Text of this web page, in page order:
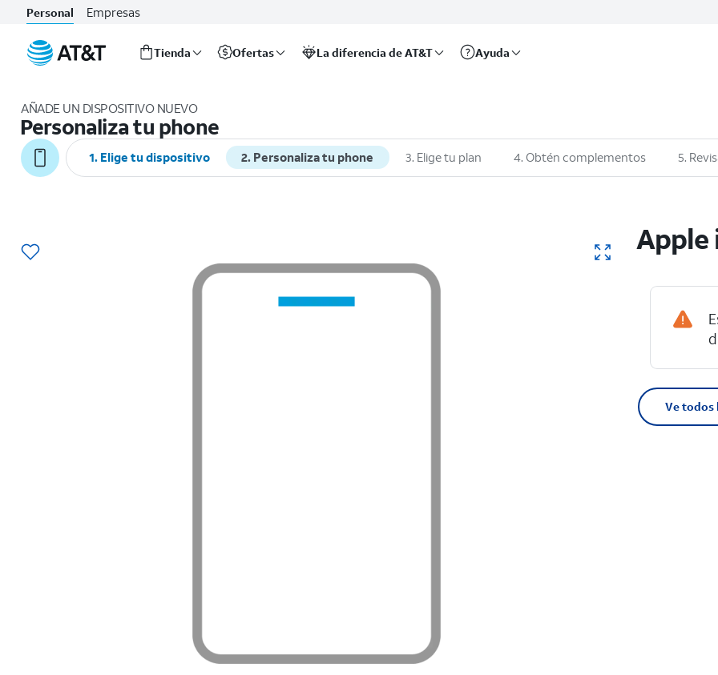
Personal Empresas
Tienda Ofertas La diferencia de AT&T Ayuda
AÑADE UN DISPOSITIVO NUEVO
Personaliza tu phone
1. Elige tu dispositivo 2. Personaliza tu phone 3. Elige tu plan 4. Obtén complementos 5.
Apple
Ve todos